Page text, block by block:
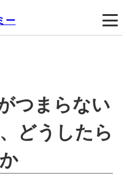
ー
つまらない
どうしたら